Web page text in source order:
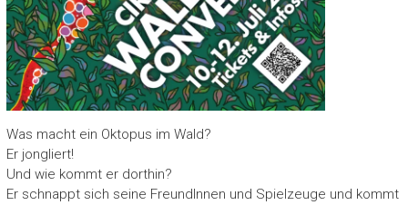
Was macht ein Oktopus im Wald?
Er jongliert!
Und wie kommt er dorthin?
Er schnappt sich seine FreundInnen und Spielzeuge und kommt